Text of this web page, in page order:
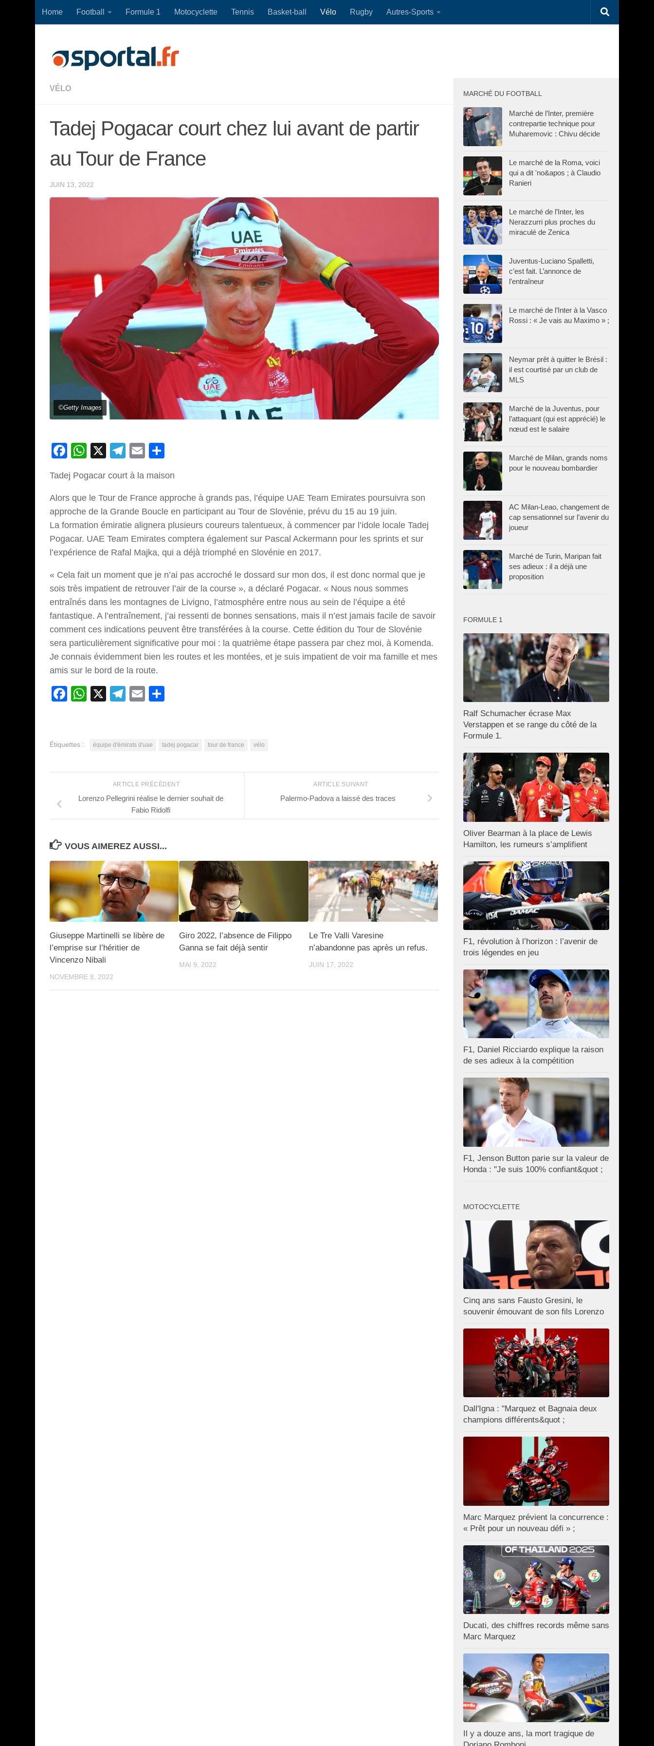
Skip to content
Home Football Formule 1 Motocyclette Tennis Basket-ball Vélo Rugby Autres-Sports
VÉLO
Tadej Pogacar court chez lui avant de partir
au Tour de France
JUIN 13, 2022
©Getty Images
Facebook
WhatsApp
X Telegram
Email
Tadej Pogacar court à la maison
Alors que le Tour de France approche à grands pas, l’équipe UAE Team Emirates poursuivra son
approche de la Grande Boucle en participant au Tour de Slovénie, prévu du 15 au 19 juin.
La formation émiratie alignera plusieurs coureurs talentueux, à commencer par l’idole locale Tadej
Pogacar. UAE Team Emirates comptera également sur Pascal Ackermann pour les sprints et sur
l’expérience de Rafal Majka, qui a déjà triomphé en Slovénie en 2017.
« Cela fait un moment que je n’ai pas accroché le dossard sur mon dos, il est donc normal que je
sois très impatient de retrouver l’air de la course », a déclaré Pogacar. « Nous nous sommes
entraînés dans les montagnes de Livigno, l’atmosphère entre nous au sein de l’équipe a été
fantastique. A l’entraînement, j’ai ressenti de bonnes sensations, mais il n’est jamais facile de savoir
comment ces indications peuvent être transférées à la course. Cette édition du Tour de Slovénie
sera particulièrement significative pour moi : la quatrième étape passera par chez moi, à Komenda.
Je connais évidemment bien les routes et les montées, et je suis impatient de voir ma famille et mes
amis sur le bord de la route.
Facebook
WhatsApp
X Telegram
Email
Étiquettes : équipe d'émirats d'uae tadej pogacar tour de france vélo
ARTICLE SUIVANT
Palermo-Padova a laissé des traces
ARTICLE PRÉCÉDENT
Lorenzo Pellegrini réalise le dernier souhait de
Fabio Ridolfi
VOUS AIMEREZ AUSSI...
Giuseppe Martinelli se libère de
l’emprise sur l’héritier de
Vincenzo Nibali
NOVEMBRE 8, 2022
Giro 2022, l’absence de Filippo
Ganna se fait déjà sentir
MAI 9, 2022
Le Tre Valli Varesine
n’abandonne pas après un refus.
JUIN 17, 2022
MARCHÉ DU FOOTBALL
Marché de l’Inter, première
contrepartie technique pour
Muharemovic : Chivu décide
Le marché de la Roma, voici
qui a dit 'no&apos ; à Claudio
Ranieri
Le marché de l’Inter, les
Nerazzurri plus proches du
miraculé de Zenica
Juventus-Luciano Spalletti,
c’est fait. L’annonce de
l’entraîneur
Le marché de l’Inter à la Vasco
Rossi : « Je vais au Maximo » ;
Neymar prêt à quitter le Brésil :
il est courtisé par un club de
MLS
Marché de la Juventus, pour
l’attaquant (qui est apprécié) le
nœud est le salaire
Marché de Milan, grands noms
pour le nouveau bombardier
AC Milan-Leao, changement de
cap sensationnel sur l’avenir du
joueur
Marché de Turin, Maripan fait
ses adieux : il a déjà une
proposition
FORMULE 1
Ralf Schumacher écrase Max
Verstappen et se range du côté de la
Formule 1.
Oliver Bearman à la place de Lewis
Hamilton, les rumeurs s’amplifient
F1, révolution à l’horizon : l’avenir de
trois légendes en jeu
F1, Daniel Ricciardo explique la raison
de ses adieux à la compétition
F1, Jenson Button parie sur la valeur de
Honda : "Je suis 100% confiant&quot ;
MOTOCYCLETTE
Cinq ans sans Fausto Gresini, le
souvenir émouvant de son fils Lorenzo
Dall'Igna : "Marquez et Bagnaia deux
champions différents&quot ;
Marc Marquez prévient la concurrence :
« Prêt pour un nouveau défi » ;
Ducati, des chiffres records même sans
Marc Marquez
Il y a douze ans, la mort tragique de